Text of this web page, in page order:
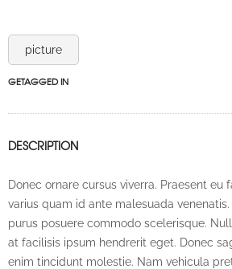
picture
GETAGGED IN
DESCRIPTION
Donec ornare cursus viverra. Praesent eu
varius quam id ante malesuada
purus posuere commodo scelerisque.
at facilisis ipsum hendrerit eget. Donec
enim tincidunt molestie. Nam vehicula